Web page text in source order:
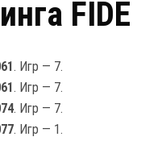
FIDE
. Игр — 7.
. Игр — 7.
. Игр — 7.
. Игр — 1.